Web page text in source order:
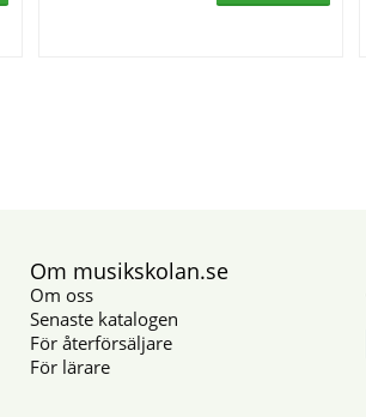
Om musikskolan.se
Om oss
Senaste katalogen
För återförsäljare
För lärare